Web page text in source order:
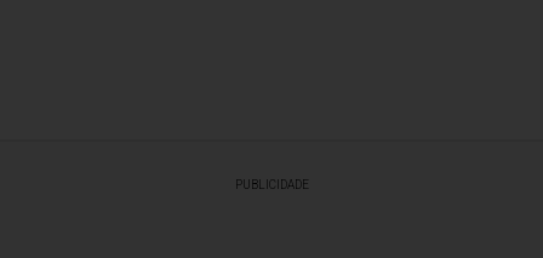
PUBLICIDADE